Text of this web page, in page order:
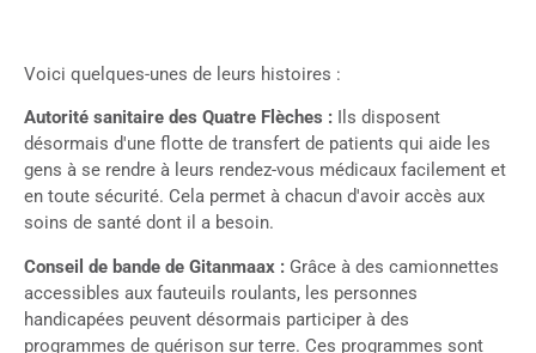
Voici quelques-unes de leurs histoires :
Autorité sanitaire des Quatre Flèches : Ils disposent
désormais d'une flotte de transfert de patients qui aide les
gens à se rendre à leurs rendez-vous médicaux facilement et
en toute sécurité. Cela permet à chacun d'avoir accès aux
soins de santé dont il a besoin.
Conseil de bande de Gitanmaax : Grâce à des camionnettes
accessibles aux fauteuils roulants, les personnes
handicapées peuvent désormais participer à des
programmes de guérison sur terre. Ces programmes sont